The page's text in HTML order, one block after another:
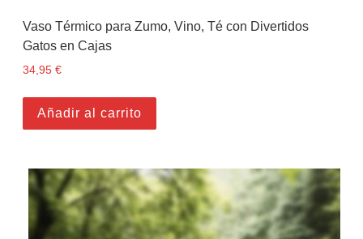
Vaso Térmico para Zumo, Vino, Té con Divertidos
Gatos en Cajas
34,95 €
Añadir al carrito